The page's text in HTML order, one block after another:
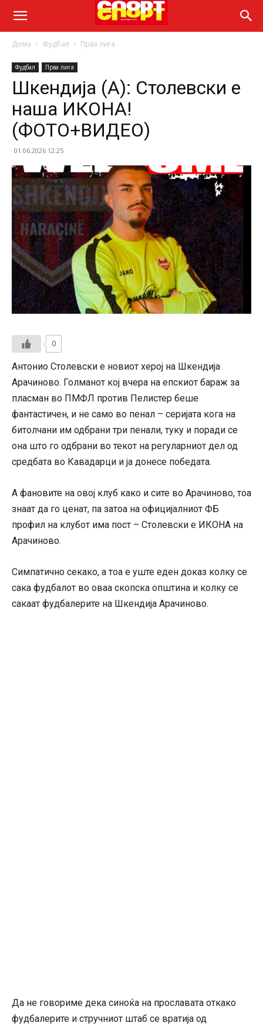
Дома Фудбал Прва лига
Фудбал Прва лига
Шкендија (А): Столевски е
наша ИКОНА!
(ФОТО+ВИДЕО)
01.06.2026 12:25
0
Антонио Столевски е новиот херој на Шкендија
Арачиново. Голманот кој вчера на епскиот бараж за
пласман во ПМФЛ против Пелистер беше
фантастичен, и не само во пенал – серијата кога на
битолчани им одбрани три пенали, туку и поради се
она што го одбрани во текот на регуларниот дел од
средбата во Кавадарци и ја донесе победата.
А фановите на овој клуб како и сите во Арачиново, тоа
знаат да го ценат, па затоа на официјалниот ФБ
профил на клубот има пост – Столевски е ИКОНА на
Арачиново.
Симпатично секако, а тоа е уште еден доказ колку се
сака фудбалот во оваа скопска општина и колку се
сакаат фудбалерите на Шкендија Арачиново.
Да не говориме дека синоќа на прославата откако
фудбалерите и стручниот штаб се вратија од